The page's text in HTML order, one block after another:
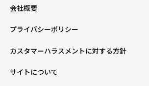
会社概要
プライバシーポリシー
カスタマーハラスメントに対する方針
サイトについて